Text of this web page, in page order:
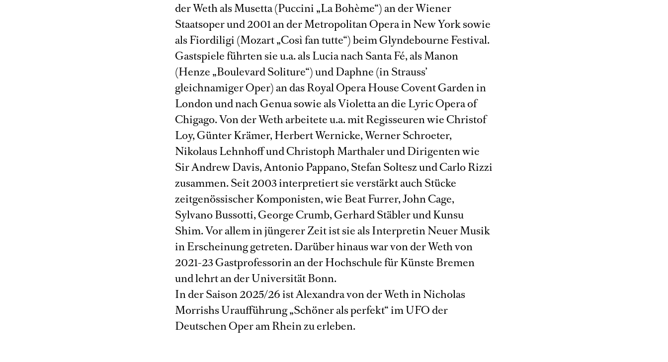
der Weth als Musetta (Puccini „La Bohème“) an der Wiener
Staatsoper und 2001 an der Metropolitan Opera in New York sowie
als Fiordiligi (Mozart „Così fan tutte“) beim Glyndebourne Festival.
Gastspiele führten sie u.a. als Lucia nach Santa Fé, als Manon
(Henze „Boulevard Soliture“) und Daphne (in Strauss’
gleichnamiger Oper) an das Royal Opera House Covent Garden in
London und nach Genua sowie als Violetta an die Lyric Opera of
Chigago. Von der Weth arbeitete u.a. mit Regisseuren wie Christof
Loy, Günter Krämer, Herbert Wernicke, Werner Schroeter,
Nikolaus Lehnhoff und Christoph Marthaler und Dirigenten wie
Sir Andrew Davis, Antonio Pappano, Stefan Soltesz und Carlo Rizzi
zusammen. Seit 2003 interpretiert sie verstärkt auch Stücke
zeitgenössischer Komponisten, wie Beat Furrer, John Cage,
Sylvano Bussotti, George Crumb, Gerhard Stäbler und Kunsu
Shim. Vor allem in jüngerer Zeit ist sie als Interpretin Neuer Musik
in Erscheinung getreten. Darüber hinaus war von der Weth von
2021-23 Gastprofessorin an der Hochschule für Künste Bremen
und lehrt an der Universität Bonn.
In der Saison 2025/26 ist Alexandra von der Weth in Nicholas
Morrishs Uraufführung „Schöner als perfekt“ im UFO der
Deutschen Oper am Rhein zu erleben.